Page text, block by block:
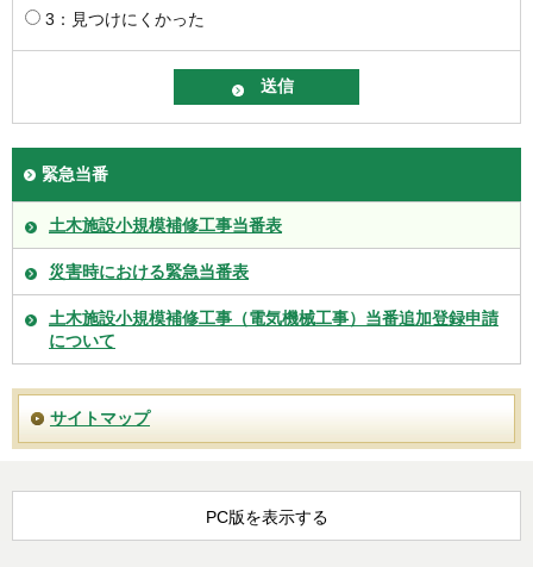
3：見つけにくかった
緊急当番
土木施設小規模補修工事当番表
災害時における緊急当番表
土木施設小規模補修工事（電気機械工事）当番追加登録申請
について
サイトマップ
PC版を表示する